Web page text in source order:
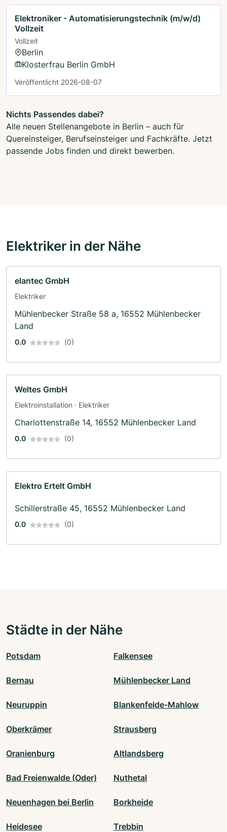
Elektroniker - Automatisierungstechnik (m/w/d)
Vollzeit
Vollzeit
Berlin
Klosterfrau Berlin GmbH
Veröffentlicht 2026-08-07
Nichts Passendes dabei?
Alle neuen Stellenangebote in Berlin – auch für
Quereinsteiger, Berufseinsteiger und Fachkräfte. Jetzt
passende Jobs finden und direkt bewerben.
Elektriker in der Nähe
elantec GmbH
Elektriker
Mühlenbecker Straße 58 a, 16552 Mühlenbecker
Land
0.0 (0)
Weltes GmbH
Elektroinstallation · Elektriker
Charlottenstraße 14, 16552 Mühlenbecker Land
0.0 (0)
Elektro Ertelt GmbH
Schillerstraße 45, 16552 Mühlenbecker Land
0.0 (0)
Städte in der Nähe
Potsdam Falkensee
Bernau Mühlenbecker Land
Neuruppin Blankenfelde-Mahlow
Oberkrämer Strausberg
Oranienburg Altlandsberg
Bad Freienwalde (Oder) Nuthetal
Neuenhagen bei Berlin Borkheide
Heidesee Trebbin